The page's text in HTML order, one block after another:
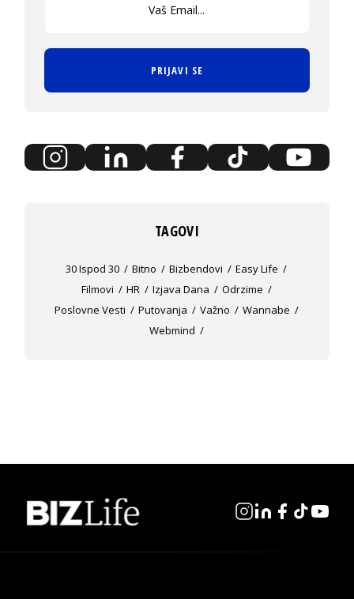
PRIJAVI SE
TAGOVI
30 Ispod 30 Bitno Bizbendovi
Easy Life
Filmovi
HR Izjava Dana
Odrzime
Poslovne Vesti
Putovanja Važno
Wannabe
Webmind